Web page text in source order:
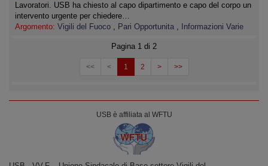
Lavoratori. USB ha chiesto al capo dipartimento e capo del corpo un
intervento urgente per chiedere…
Argomento: Vigili del Fuoco , Pari Opportunita , Informazioni Varie
Pagina 1 di 2
<< < 1 2 > >>
USB è affiliata al WFTU